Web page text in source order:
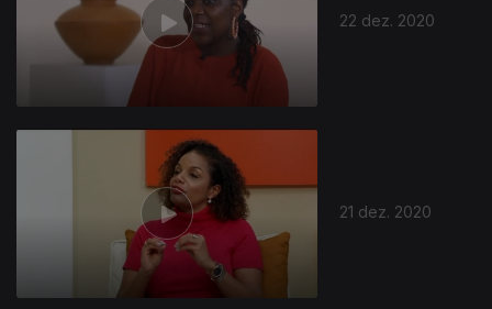
22 dez. 2020
21 dez. 2020